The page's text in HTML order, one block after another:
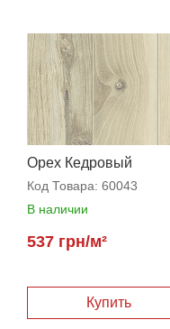
Орех Кедровый
Код Товара: 60043
В наличии
537 грн/м²